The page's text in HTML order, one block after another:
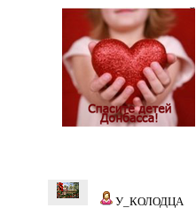
У_КОЛОДЦА